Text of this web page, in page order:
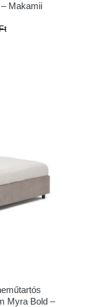
Makamii
Myra Bold –